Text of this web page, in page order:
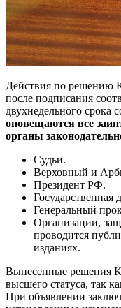
Действия по решению
после подписания
двухнедельного срока
оповещаются все
органы
Судьи.
Верховный и
Президент РФ.
Государственная
Генеральный
Организации,
проводится
изданиях.
Вынесенные решения
высшего статуса, так
При объявлении